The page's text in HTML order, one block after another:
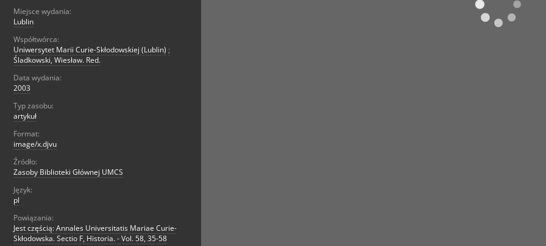
Miejsce wydania:
Lublin
Współtwórca:
Uniwersytet Marii Curie-Skłodowskiej (Lublin) ;
Śladkowski, Wiesław. Red.
Data wydania:
2003
Typ zasobu:
artykuł
Format:
image/x.djvu
Źródło:
Zasoby Biblioteki Głównej UMCS
Język:
pl
Powiązania:
Jest częścią: Annales Universitatis Mariae Curie-
Skłodowska. Sectio F, Historia. - Vol. 58, 35-58